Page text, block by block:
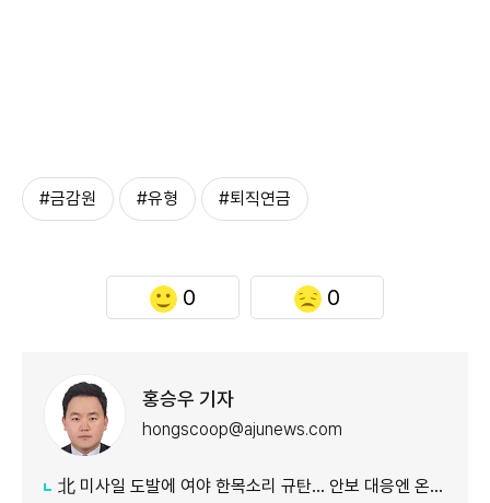
#금감원 #유형 #퇴직연금
0 0
홍승우 기자
hongscoop@ajunews.com
北 미사일 도발에 여야 한목소리 규탄… 안보 대응엔 온도차